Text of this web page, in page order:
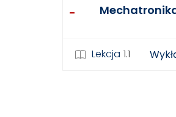
Lekcja 1.1